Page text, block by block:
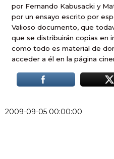
por Fernando Kabusacki y
por un ensayo escrito por
Valioso documento, que
que se distribuirán copias en
como todo es material de
acceder a él en la página
2009-09-05 00:00:00